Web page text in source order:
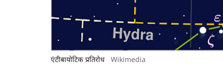
एंटीबायोटिक प्रतिरोध Wikimedia